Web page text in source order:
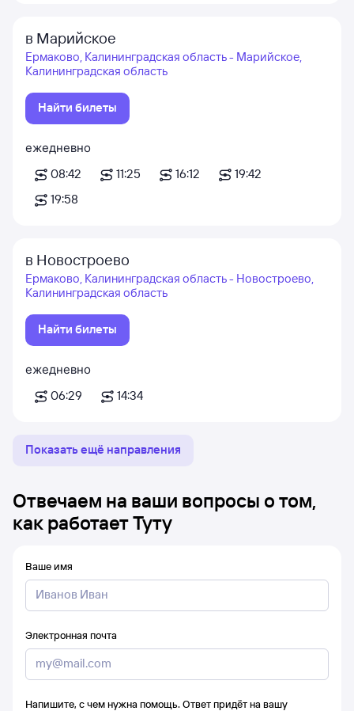
в Марийское
Ермаково, Калининградская область - Марийское,
Калининградская область
Найти билеты
ежедневно
08:42
11:25 16:12
19:42
19:58
в Новостроево
Ермаково, Калининградская область - Новостроево,
Калининградская область
Найти билеты
ежедневно
06:29
14:34
Показать ещё направления
Отвечаем на ваши вопросы о том,
как работает Туту
Ваше имя
Электронная почта
Напишите, с чем нужна помощь. Ответ придёт на вашу